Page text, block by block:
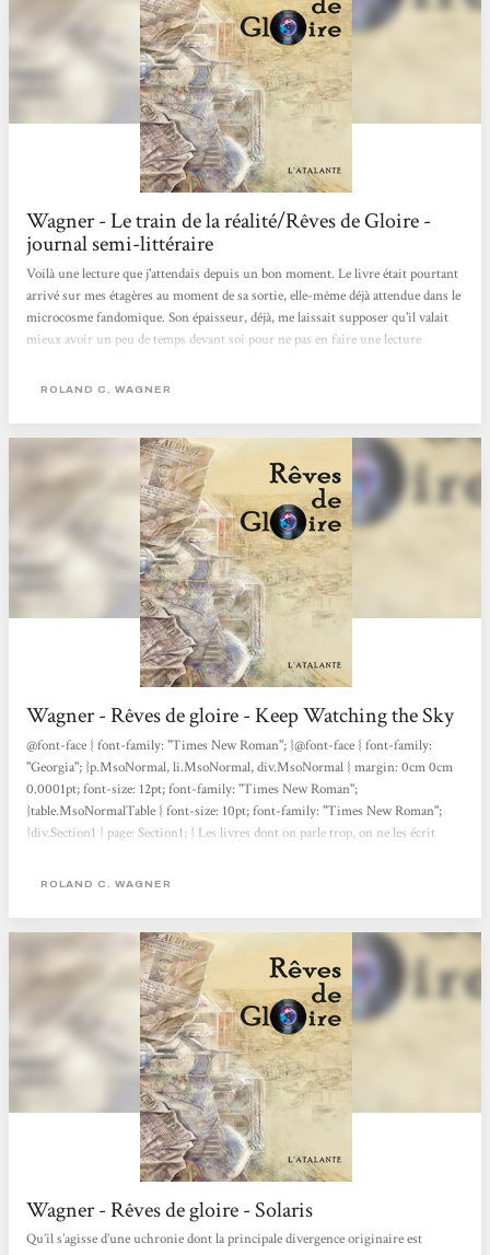
Wagner - Le train de la réalité/Rêves de Gloire -
journal semi-littéraire
Voilà une lecture que j'attendais depuis un bon moment. Le livre était pourtant
arrivé sur mes étagères au moment de sa sortie, elle-même déjà attendue dans le
microcosme fandomique. Son épaisseur, déjà, me laissait supposer qu'il valait
mieux avoir un peu de temps devant soi pour ne pas en faire une lecture
que j'en savais avant, c'est qu'il s'agissait d'une uchronie : et si de Gaule avait
ROLAND C. WAGNER
Wagner - Rêves de gloire - Keep Watching the Sky
@font-face { font-family: "Times New Roman"; }@font-face { font-family:
"Georgia"; }p.MsoNormal, li.MsoNormal, div.MsoNormal { margin: 0cm 0cm
0.0001pt; font-size: 12pt; font-family: "Times New Roman";
}table.MsoNormalTable { font-size: 10pt; font-family: "Times New Roman";
}div.Section1 { page: Section1; } Les livres dont on parle trop, on ne les écrit
écrivains. Je me souviens de vacances à la campagne, il y a bientôt quinze ans de
qui commençait par l’irruption...
ROLAND C. WAGNER
Wagner - Rêves de gloire - Solaris
Qu’il s’agisse d’une uchronie dont la principale divergence originaire est